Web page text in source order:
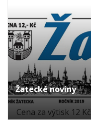
Žatecké noviny
Cena za výtisk 12 Kč